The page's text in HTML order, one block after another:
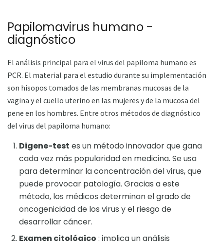
Papilomavirus humano -
diagnóstico
El análisis principal para el virus del papiloma humano es
PCR. El material para el estudio durante su implementación
son hisopos tomados de las membranas mucosas de la
vagina y el cuello uterino en las mujeres y de la mucosa del
pene en los hombres. Entre otros métodos de diagnóstico
del virus del papiloma humano:
Digene-test es un método innovador que gana
cada vez más popularidad en medicina. Se usa
para determinar la concentración del virus, que
puede provocar patología. Gracias a este
método, los médicos determinan el grado de
oncogenicidad de los virus y el riesgo de
desarrollar cáncer.
Examen citológico : implica un análisis